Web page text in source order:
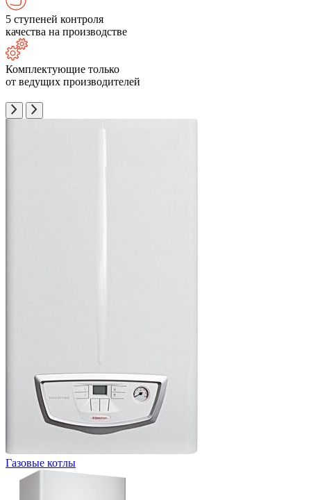
5 ступеней контроля
качества на производстве
Комплектующие только
от ведущих производителей
Газовые котлы